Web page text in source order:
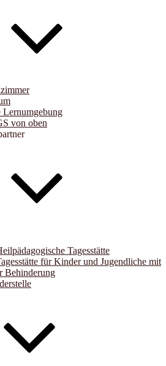
Lernumgebung
von oben
Tagesstätte
für Kinder und Jugendliche mit
Behinderung